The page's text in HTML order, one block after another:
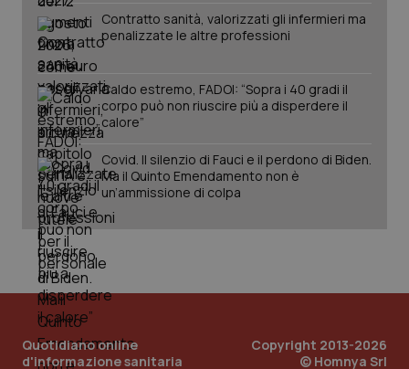
Contratto sanità, valorizzati gli infermieri ma
penalizzate le altre professioni
Caldo estremo, FADOI: “Sopra i 40 gradi il
corpo può non riuscire più a disperdere il
calore”
Covid. Il silenzio di Fauci e il perdono di Biden.
Ma il Quinto Emendamento non è
un’ammissione di colpa
Quotidiano online
d'informazione sanitaria
Copyright 2013-2026
© Homnya Srl